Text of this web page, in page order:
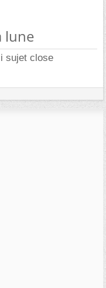
lune
sujet close